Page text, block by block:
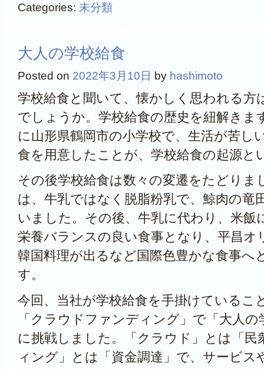
Categories: 未分類
大人の学校給食
Posted on 2022年3月10日 by hashimoto
学校給食と聞いて、懐かしく思われる方
でしょうか。学校給食の歴史を紐解きま
に山形県鶴岡市の小学校で、生活が苦し
食を用意したことが、学校給食の起源と
その後学校給食は数々の変遷をたどりま
は、牛乳ではなく脱脂粉乳で、鯨肉の竜
いました。その後、牛乳に代わり、米飯
栄養バランスの良い食事となり、平昌オ
韓国料理が出るなど国際色豊かな食事へ
す。
今回、当社が学校給食を手掛けているこ
「クラウドファンディング」で「大人の
に挑戦しました。「クラウド」とは「民
ィング」とは「資金調達」で、サービス